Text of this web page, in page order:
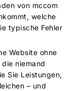
von mccom
welche
typische Fehler
Website ohne
niemand
Sie Leistungen,
– und